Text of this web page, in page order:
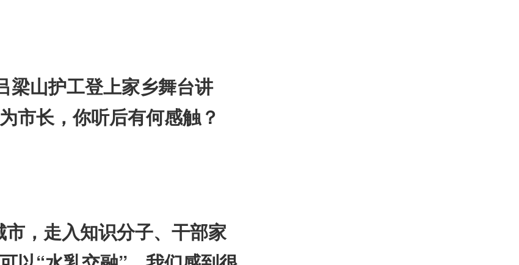
梁山护工登上家乡舞台讲
市长，你听后有何感触？
，走入知识分子、干部家